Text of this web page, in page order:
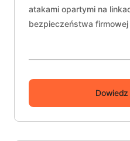
atakami opartymi na
bezpieczeństwa